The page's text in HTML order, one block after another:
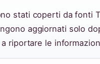
stati coperti da fonti
aggiornati solo
riportare le